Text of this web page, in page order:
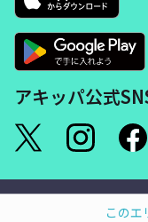
このエ
アキッパ公式